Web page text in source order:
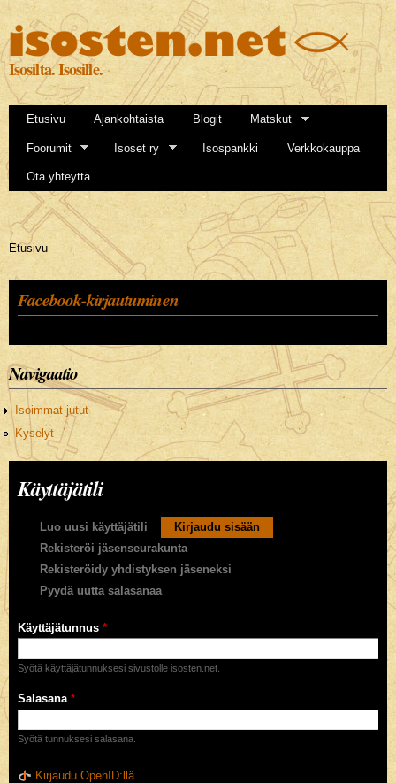
Hyppää
pääsisältöön
Isosilta. Isosille.
Etusivu Ajankohtaista Blogit Matskut
Foorumit Isoset ry Isospankki Verkkokauppa
Ota yhteyttä
Olet täällä
Etusivu
Facebook-kirjautuminen
Navigaatio
Isoimmat jutut
Kyselyt
Käyttäjätili
Ensisijaiset välilehdet
Luo uusi käyttäjätili Kirjaudu sisään
Rekisteröi jäsenseurakunta
Rekisteröidy yhdistyksen jäseneksi
Pyydä uutta salasanaa
Käyttäjätunnus *
Syötä käyttäjätunnuksesi sivustolle isosten.net.
Salasana *
Syötä tunnuksesi salasana.
Kirjaudu OpenID:llä